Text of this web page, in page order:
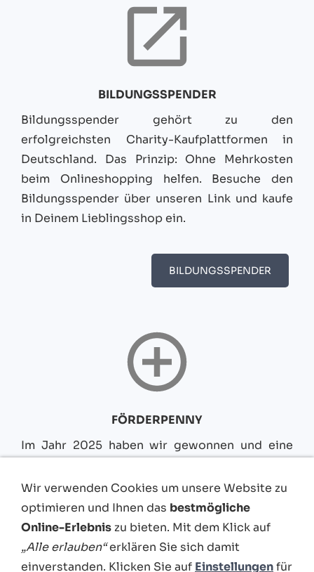
BILDUNGSSPENDER
Bildungsspender gehört zu den
erfolgreichsten Charity-Kaufplattformen in
Deutschland. Das Prinzip: Ohne Mehrkosten
beim Onlineshopping helfen. Besuche den
Bildungsspender über unseren Link und kaufe
in Deinem Lieblingsshop ein.
BILDUNGSSPENDER
FÖRDERPENNY
Im Jahr 2025 haben wir gewonnen und eine
wir vom regionalen Penny die Einnahmen aus
der Aktion: "Stimmt so". Sag einfach: "Stimmt
so" an der Kasse und dein Einkaufsbetrag
aufgerundet.
Wir verwenden Cookies um unsere Website zu
optimieren und Ihnen das bestmögliche
Online-Erlebnis zu bieten. Mit dem Klick auf
„Alle erlauben“erklären Sie sich damit
einverstanden. Klicken Sie auf Einstellungenfür